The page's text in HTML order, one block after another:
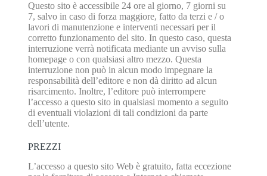
Questo sito è accessibile 24 ore al giorno, 7 giorni su
7, salvo in caso di forza maggiore, fatto da terzi e / o
lavori di manutenzione e interventi necessari per il
corretto funzionamento del sito. In questo caso, questa
interruzione verrà notificata mediante un avviso sulla
homepage o con qualsiasi altro mezzo. Questa
interruzione non può in alcun modo impegnare la
responsabilità dell’editore e non dà diritto ad alcun
risarcimento. Inoltre, l’editore può interrompere
l’accesso a questo sito in qualsiasi momento a seguito
di eventuali violazioni di tali condizioni da parte
dell’utente.
PREZZI
L’accesso a questo sito Web è gratuito, fatta eccezione